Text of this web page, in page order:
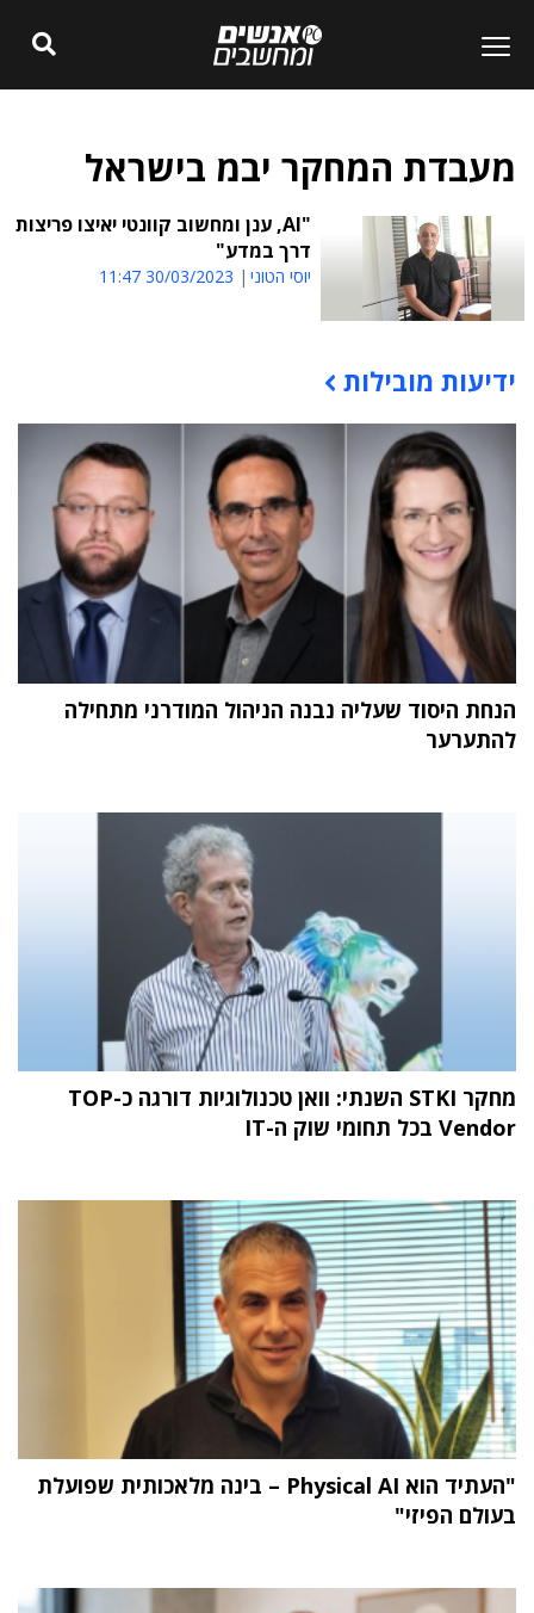
מעבדת המחקר יבמ בישראל
"AI, ענן ומחשוב קוונטי יאיצו פריצות
דרך במדע"
יוסי הטוני 30/03/2023 11:47
תוכן פרסומי
ידיעות מובילות
הנחת היסוד שעליה נבנה הניהול המודרני מתחילה
להתערער
מחקר STKI השנתי: וואן טכנולוגיות דורגה כ-TOP
Vendor בכל תחומי שוק ה-IT
"העתיד הוא Physical AI – בינה מלאכותית שפועלת
בעולם הפיזי"